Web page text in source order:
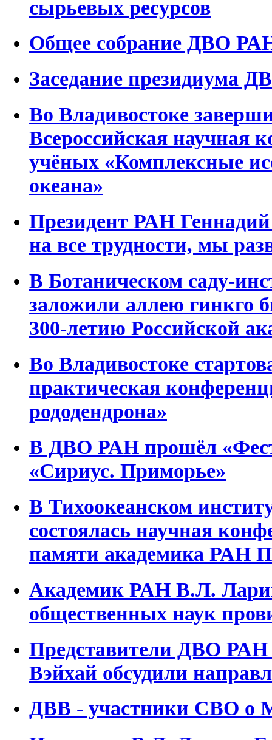
сырьевых ресурсов
Общее собрание ДВО
Заседание президиума
Во Владивостоке
Всероссийская научная
учёных «Комплексные
океана»
Президент РАН
на все трудности, мы
В Ботаническом саду-
заложили аллею гинкго
300-летию Российской
Во Владивостоке
практическая
рододендрона»
В ДВО РАН прошёл
«Сириус. Приморье»
В Тихоокеанском
состоялась научная
памяти академика РАН
Академик РАН В.Л.
общественных наук
Представители ДВО РАН
Вэйхай обсудили
ДВВ - участники СВО о